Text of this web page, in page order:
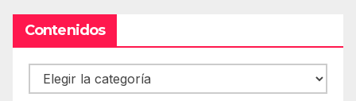
Contenidos
Contenidos